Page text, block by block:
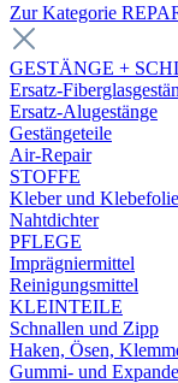
Zur Kategorie
GESTÄNGE +
Ersatz-
Ersatz-Alugestänge
Gestängeteile
Air-Repair
STOFFE
Kleber und
Nahtdichter
PFLEGE
Imprägniermittel
Reinigungsmittel
KLEINTEILE
Schnallen und Zipp
Haken, Ösen,
Gummi- und